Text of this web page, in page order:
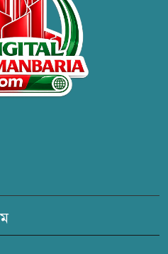
জয়দুল হোসেনের
মিলনমেলা’ গ্রন্থের
উৎসব
আহবায়ক সোহেল সদস্য